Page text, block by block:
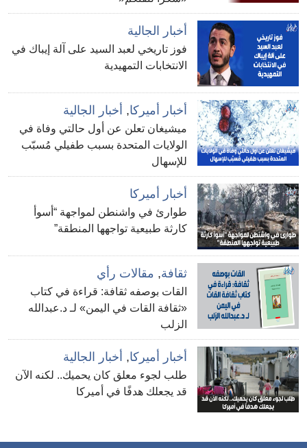
أخبار الجالية
فوز تاريخي لعبد السيد على آلة إيباك في
الانتخابات التمهيدية
أخبار أميركا, أخبار الجالية
ميشيغان تعلن عن أول حالتي وفاة في
الولايات المتحدة بسبب طفيلي مُسبّب
للإسهال
أخبار أميركا
طوارئ في واشنطن لمواجهة “أسوأ
كارثة طبيعية تواجهها المنطقة”
ثقافة, مقالات رأي
القات بوصفه ثقافة: قراءة في كتاب
«ثقافة القات في اليمن» لـ د.عبدالله
الزلب
أخبار أميركا, أخبار الجالية
طلب لجوء معلق كان يحميك.. لكنه الآن
قد يجعلك هدفًا في أميركا